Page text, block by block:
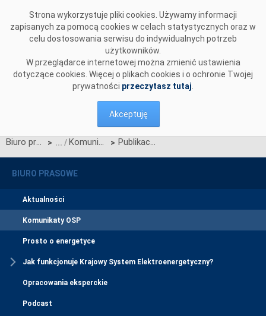
Strona wykorzystuje pliki cookies. Używamy informacji
zapisanych za pomocą cookies w celach statystycznych oraz w
celu dostosowania serwisu do indywidualnych potrzeb
użytkowników.
W przeglądarce internetowej można zmienić ustawienia
dotyczące cookies. Więcej o plikach cookies i o ochronie Twojej
prywatności przeczytasz tutaj
Akceptuję
Biuro prasowe > Komunikaty OSP > Publikacja Instrukcji współpracy i przekazywania informacji między elektrowniami i OSP przy wykorzystaniu Systemu Operatywnej Współpracy z Elektrowniami
BIURO PRASOWE
Aktualności
Komunikaty OSP
Prosto o energetyce
Jak funkcjonuje Krajowy System Elektroenergetyczny?
Opracowania eksperckie
Podcast